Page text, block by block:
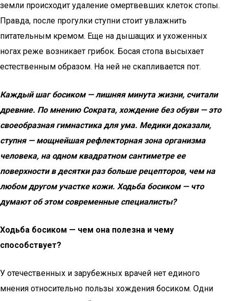
земли происходит удаление омертвевших клеток стопы.
Правда, после прогулки ступни стоит увлажнить
питательным кремом. Еще на дышащих и ухоженных
ногах реже возникает грибок. Босая стопа высыхает
естественным образом. На ней не скапливается пот.
Каждый шаг босиком — лишняя минута жизни, считали
древние. По мнению Сократа, хождение без обуви — это
своеобразная гимнастика для ума. Медики доказали,
ступня — мощнейшая рефлекторная зона организма
человека, на одном квадратном сантиметре ее
поверхности в десятки раз больше рецепторов, чем на
любом другом участке кожи. Ходьба босиком — что
думают об этом современные специалисты?
Ходьба босиком — чем она полезна и чему
способствует?
У отечественных и зарубежных врачей нет единого
мнения относительно пользы хождения босиком. Одни